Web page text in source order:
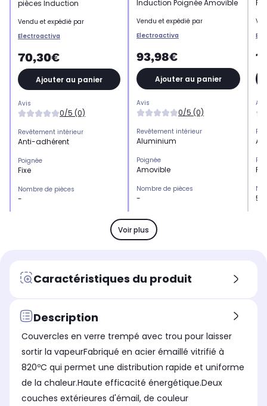
pièces Induction
Vendu et expédié par
Electroactiva
70,30€
Ajouter au panier
Avis
0/5 (0)
Revêtement intérieur
Anti-adhérent
Poignée
Fixe
Nombre de pièces
-
Type de produit
Batterie de casseroles
-
Induction Poignée Amovible
Vendu et expédié par
Electroactiva
93,98€
Ajouter au panier
Avis
0/5 (0)
Revêtement intérieur
Aluminium
Poignée
Amovible
Nombre de pièces
-
Compatibilité
Tous feux dont induction
Type de produit
Batterie mixte
courtes cuissons et pour
Chauffé, l'aluminium se
nettoie facilement.
5
Voir plus
Caractéristiques du produit
Description
Couvercles en verre trempé avec trou pour laisser
sortir la vapeurFabriqué en acier émaillé vitrifié à
820ºC qui permet une distribution rapide et uniforme
de la chaleur.Haute efficacité énergétique.Deux
couches extérieures d'émail, de couleur